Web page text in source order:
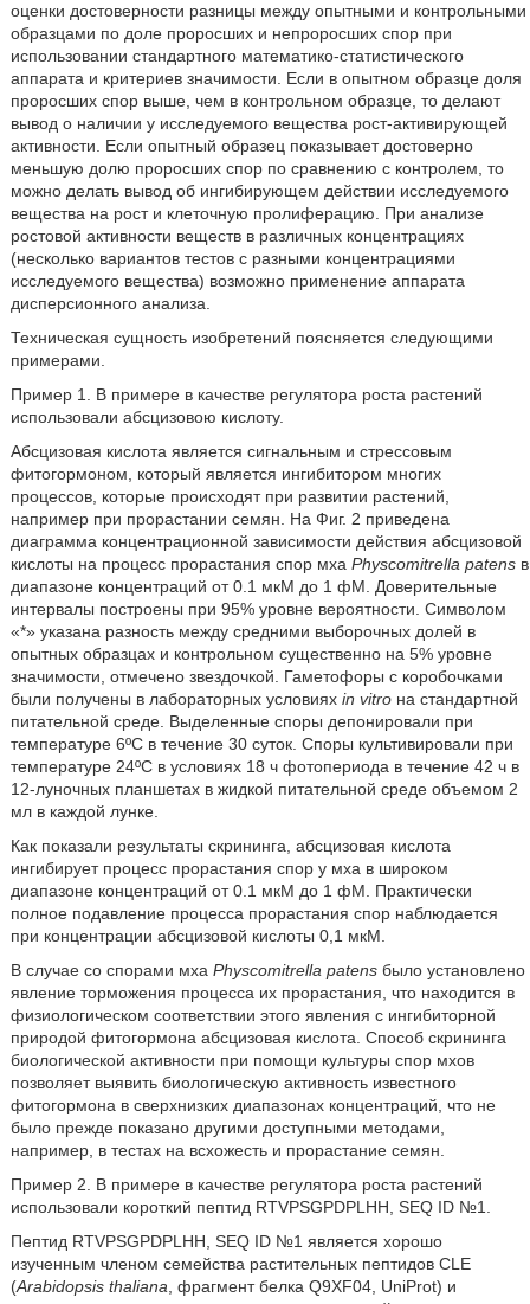
оценки достоверности разницы между опытными и контрольными
образцами по доле проросших и непроросших спор при
использовании стандартного математико-статистического
аппарата и критериев значимости. Если в опытном образце доля
проросших спор выше, чем в контрольном образце, то делают
вывод о наличии у исследуемого вещества рост-активирующей
активности. Если опытный образец показывает достоверно
меньшую долю проросших спор по сравнению с контролем, то
можно делать вывод об ингибирующем действии исследуемого
вещества на рост и клеточную пролиферацию. При анализе
ростовой активности веществ в различных концентрациях
(несколько вариантов тестов с разными концентрациями
исследуемого вещества) возможно применение аппарата
дисперсионного анализа.
Техническая сущность изобретений поясняется следующими
примерами.
Пример 1. В примере в качестве регулятора роста растений
использовали абсцизовою кислоту.
Абсцизовая кислота является сигнальным и стрессовым
фитогормоном, который является ингибитором многих
процессов, которые происходят при развитии растений,
например при прорастании семян. На Фиг. 2 приведена
диаграмма концентрационной зависимости действия абсцизовой
кислоты на процесс прорастания спор мха Physcomitrella patens в
диапазоне концентраций от 0.1 мкМ до 1 фМ. Доверительные
интервалы построены при 95% уровне вероятности. Символом
«*» указана разность между средними выборочных долей в
опытных образцах и контрольном существенно на 5% уровне
значимости, отмечено звездочкой. Гаметофоры с коробочками
были получены в лабораторных условиях in vitro на стандартной
питательной среде. Выделенные споры депонировали при
температуре 6ºC в течение 30 суток. Споры культивировали при
температуре 24ºC в условиях 18 ч фотопериода в течение 42 ч в
12-луночных планшетах в жидкой питательной среде объемом 2
мл в каждой лунке.
Как показали результаты скрининга, абсцизовая кислота
ингибирует процесс прорастания спор у мха в широком
диапазоне концентраций от 0.1 мкМ до 1 фМ. Практически
полное подавление процесса прорастания спор наблюдается
при концентрации абсцизовой кислоты 0,1 мкМ.
В случае со спорами мха Physcomitrella patens было установлено
явление торможения процесса их прорастания, что находится в
физиологическом соответствии этого явления с ингибиторной
природой фитогормона абсцизовая кислота. Способ скрининга
биологической активности при помощи культуры спор мхов
позволяет выявить биологическую активность известного
фитогормона в сверхнизких диапазонах концентраций, что не
было прежде показано другими доступными методами,
например, в тестах на всхожесть и прорастание семян.
Пример 2. В примере в качестве регулятора роста растений
использовали короткий пептид RTVPSGPDPLHH, SEQ ID №1.
Пептид RTVPSGPDPLHH, SEQ ID №1 является хорошо
изученным членом семейства растительных пептидов CLE
(Arabidopsis thaliana , фрагмент белка Q9XF04, UniProt) и